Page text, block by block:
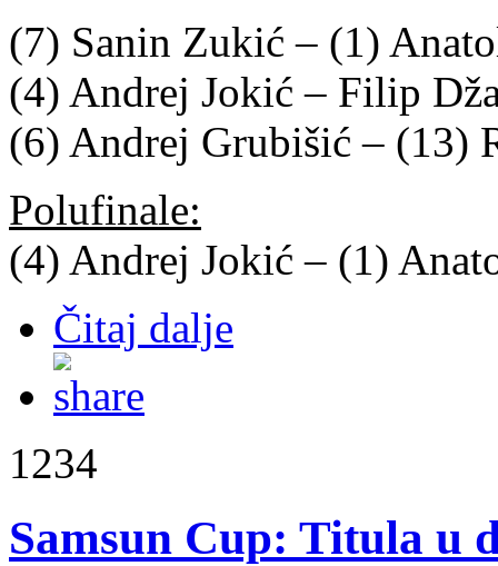
(7) Sanin Zukić – (1)
(4) Andrej Jokić – Filip
(6) Andrej Grubišić – (13)
Polufinale:
(4) Andrej Jokić – (1)
Čitaj dalje
1234
Samsun Cup: Titula u